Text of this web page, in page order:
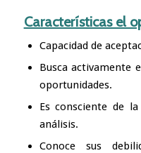
Características el
Capacidad de
Busca activamente
oportunidades.
Es consciente de
análisis.
Conoce sus